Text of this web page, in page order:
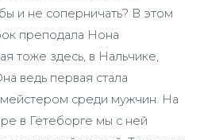
и не соперничать? В этом
преподала Нона
тоже здесь, в Нальчике,
ведь первая стала
среди мужчин. На
в Гётеборге мы с ней